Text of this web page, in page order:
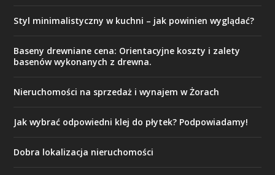
Styl minimalistyczny w kuchni – jak powinien wyglądać?
Baseny drewniane cena: Orientacyjne koszty i zalety
basenów wykonanych z drewna.
Nieruchomości na sprzedaż i wynajem w Żorach
Jak wybrać odpowiedni klej do płytek? Podpowiadamy!
Dobra lokalizacja nieruchomości